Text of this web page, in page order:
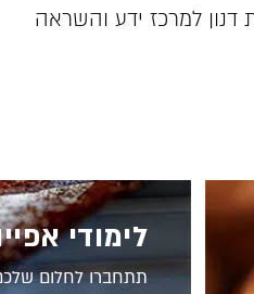
דנון למרכז ידע והשראה
לימודי
תתחברו לחלום